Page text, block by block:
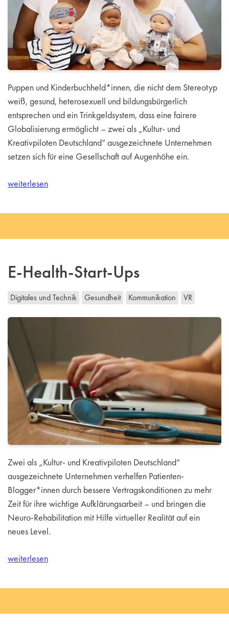
Puppen und Kinderbuchheld*innen, die nicht dem Stereotyp
weiß, gesund, heterosexuell und bildungsbürgerlich
entsprechen und ein Trinkgeldsystem, dass eine fairere
Globalisierung ermöglicht – zwei als „Kultur- und
Kreativpiloten Deutschland“ ausgezeichnete Unternehmen
setzen sich für eine Gesellschaft auf Augenhöhe ein.
weiterlesen
E-Health-Start-Ups
Digitales und Technik Gesundheit Kommunikation VR
Zwei als „Kultur- und Kreativpiloten Deutschland“
ausgezeichnete Unternehmen verhelfen Patienten-
Blogger*innen durch bessere Vertragskonditionen zu mehr
Zeit für ihre wichtige Aufklärungsarbeit – und bringen die
Neuro-Rehabilitation mit Hilfe virtueller Realität auf ein
neues Level.
weiterlesen